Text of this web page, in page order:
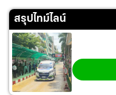
สรุปไทม์ไลน์